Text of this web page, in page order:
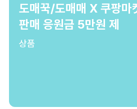
도매꾹/도매매 X 쿠팡마
판매 응원금 5만원 제
상품